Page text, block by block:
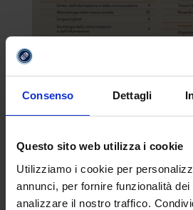
Consenso Dettagli
Questo sito web utilizza i cookie
Utilizziamo i cookie per
annunci, per fornire funzionalità
analizzare il nostro traffico.